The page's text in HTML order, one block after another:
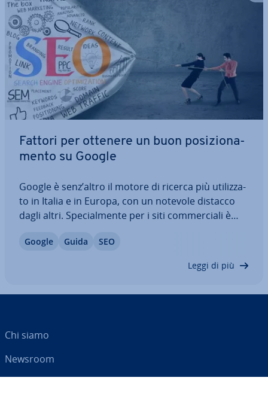
Fattori per ottenere un buon po­si­zio­na­
men­to su Google
Google è senz’altro il motore di ricerca più uti­liz­za­
to in Italia e in Europa, con un notevole distacco
dagli altri. Spe­cial­men­te per i siti com­mer­cia­li è
posizioni tra i primi risultati di Google. I fattori che
Google Guida SEO
Leggi di più
Chi siamo
Newsroom